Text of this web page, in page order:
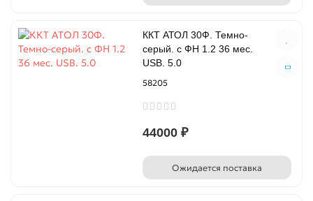
ККТ АТОЛ 30Ф. Темно-
серый. с ФН 1.2 36 мес.
USB. 5.0
58205
44000 ₽
Ожидается поставка